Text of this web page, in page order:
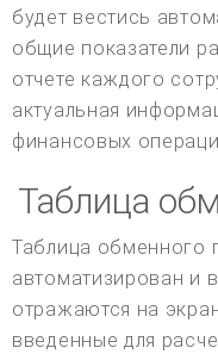
будет вестись
общие показатели
отчете каждого
актуальная
финансовых
Таблица
Таблица обменного
автоматизирован и
отражаются на
введенные для